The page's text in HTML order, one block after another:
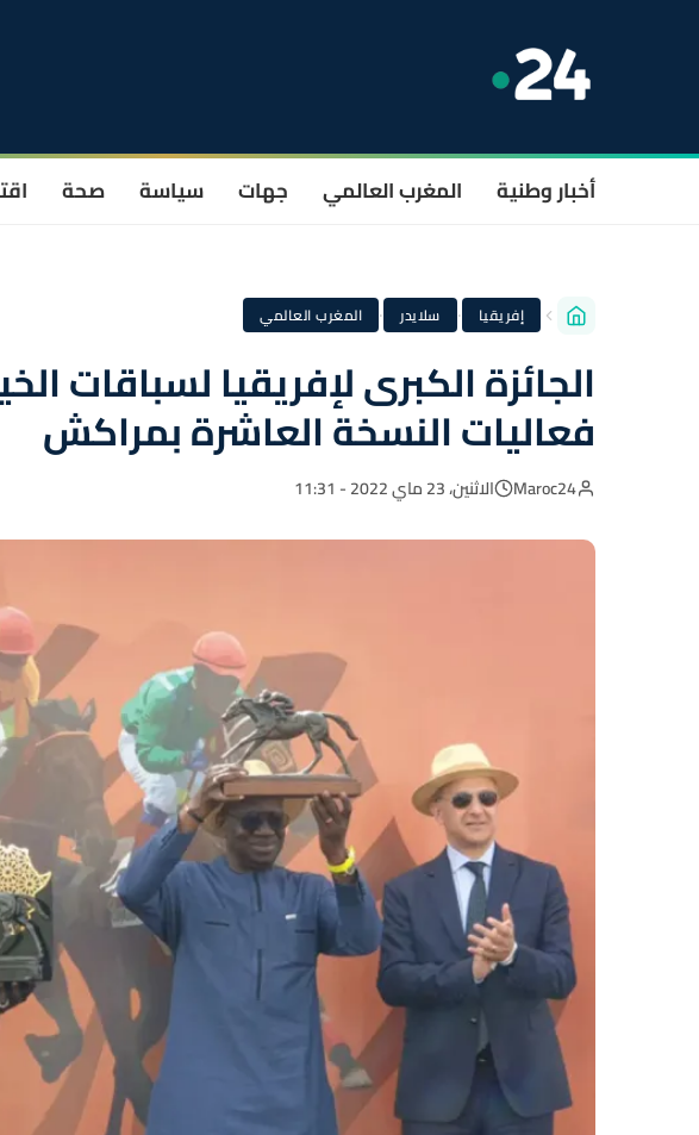
أخبار وطنية المغرب العالمي جهات سياسة صحة
إفريقيا · سلايدر · المغرب العالمي
فعاليات النسخة العاشرة بمراكش
Maroc24 الاثنين، 23 ماي 2022 - 11:31